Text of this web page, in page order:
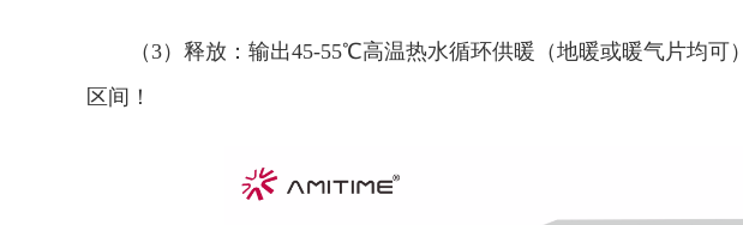
（3）‌释放：‌输出‌45-55℃高温热水‌循环供暖（地暖或暖气片均
区间！